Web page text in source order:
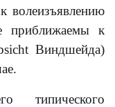
волеизъявлению
приближаемы к
Виндшейда)
типического